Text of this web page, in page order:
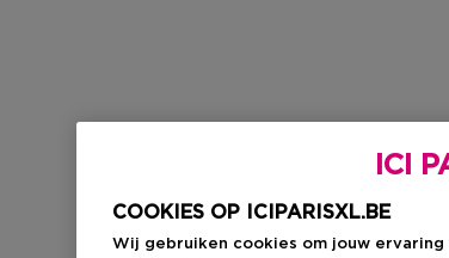
ICI
COOKIES OP ICIPARISXL.BE
Wij gebruiken cookies om jouw